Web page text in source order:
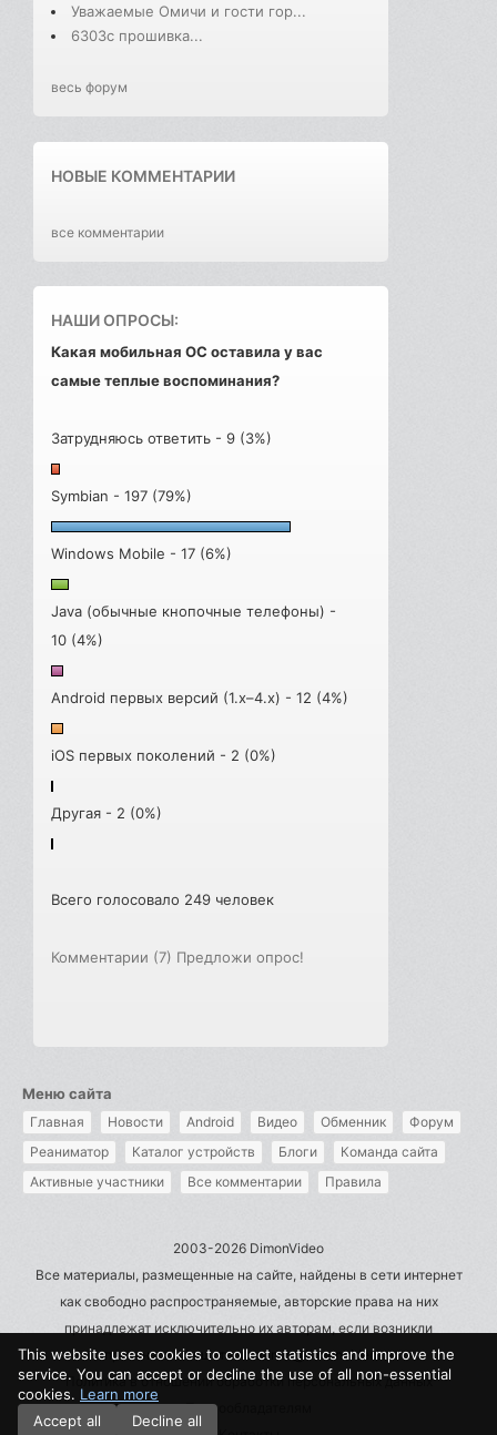
Уважаемые Омичи и гости гор...
6303с прошивка...
весь форум
НОВЫЕ КОММЕНТАРИИ
все комментарии
НАШИ ОПРОСЫ:
Какая мобильная ОС оставила у вас
самые теплые воспоминания?
Затрудняюсь ответить - 9 (3%)
Symbian - 197 (79%)
Windows Mobile - 17 (6%)
Java (обычные кнопочные телефоны) -
10 (4%)
Android первых версий (1.x–4.x) - 12 (4%)
iOS первых поколений - 2 (0%)
Другая - 2 (0%)
Всего голосовало 249 человек
Комментарии (7) Предложи опрос!
Меню сайта
Главная Новости Android Видео Обменник
Форум
Реаниматор
Каталог устройств Блоги
Команда сайта
Активные участники
Все комментарии Правила
2003-2026 DimonVideo
Все материалы, размещенные на сайте, найдены в сети интернет
как свободно распространяемые, авторские права на них
принадлежат исключительно их авторам, если возникли
претензии - пишите на admin@dimonvideo.ru
Политика в отношении обработки персональных данных
Правообладателям
This website uses cookies to collect statistics and improve the
service. You can accept or decline the use of all non-essential
cookies. Learn more
Accept all
Decline all